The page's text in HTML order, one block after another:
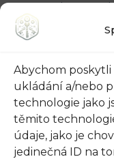
Abychom
ukládání a/nebo
technologie jako
těmito
údaje, jako je
jedinečná ID na
nespěchat.
trochou
zavolejte
vám pomohou
dveřmi v Praze